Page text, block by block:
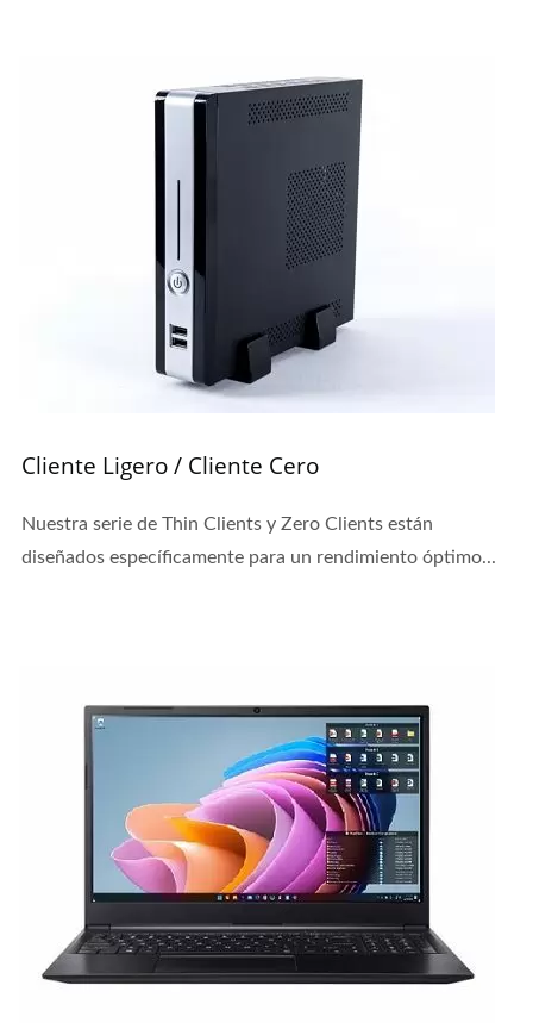
Cliente Ligero / Cliente Cero
Nuestra serie de Thin Clients y Zero Clients están
diseñados específicamente para un rendimiento óptimo...